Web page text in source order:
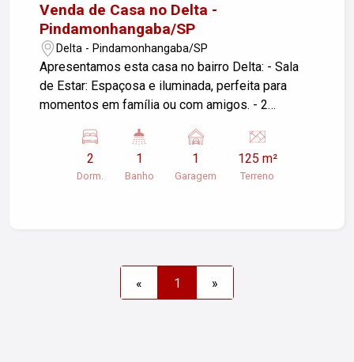
Venda de Casa no Delta -
Pindamonhangaba/SP
Delta - Pindamonhangaba/SP
Apresentamos esta casa no bairro Delta: - Sala
de Estar: Espaçosa e iluminada, perfeita para
momentos em família ou com amigos. - 2
arejados, prontos para receber sua decoração. - 1
Banheiro: Funcional e bem distribuído, atendendo
a todas as suas necessidades. - Cozinha: Área
adicional, ideal para armazenamento ou como
área de lazer. - 1 Vaga de Garagem Coberta:
2
Dorm.
1
Banho
1
Garagem
125 m²
Terreno
« 1 »